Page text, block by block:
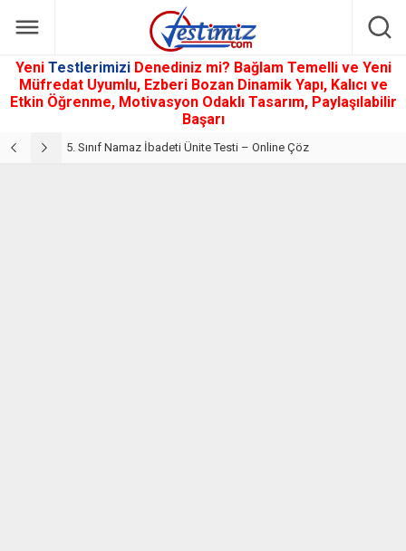
Yeni Testlerimizi Denediniz mi? Bağlam Temelli ve Yeni
Müfredat Uyumlu, Ezberi Bozan Dinamik Yapı, Kalıcı ve
Etkin Öğrenme, Motivasyon Odaklı Tasarım, Paylaşılabilir
Başarı
5. Sınıf Namaz İbadeti Ünite Testi – Online Çöz